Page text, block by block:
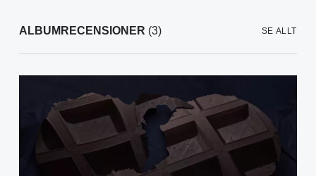
ALBUMRECENSIONER (3) SE ALLT